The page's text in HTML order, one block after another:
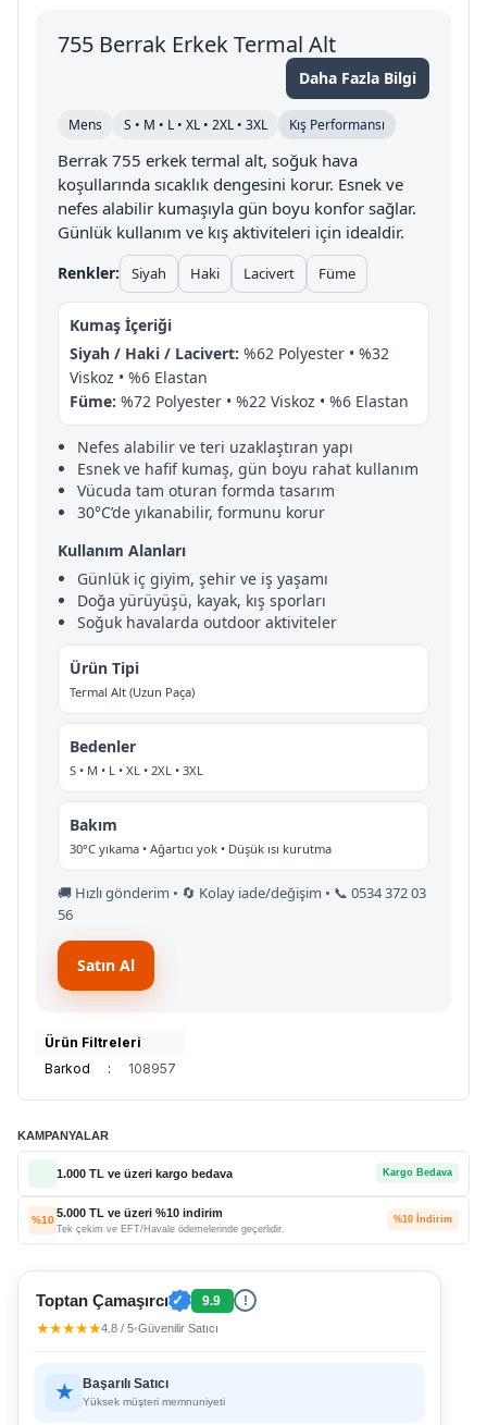
755 Berrak Erkek Termal Alt
Daha Fazla Bilgi
Mens S • M • L • XL • 2XL • 3XL Kış Performansı
Berrak 755 erkek termal alt, soğuk hava
koşullarında sıcaklık dengesini korur. Esnek ve
nefes alabilir kumaşıyla gün boyu konfor sağlar.
Günlük kullanım ve kış aktiviteleri için idealdir.
Renkler: Siyah Haki Lacivert Füme
Kumaş İçeriği
Siyah / Haki / Lacivert: %62 Polyester • %32
Viskoz • %6 Elastan
Füme: %72 Polyester • %22 Viskoz • %6 Elastan
Nefes alabilir ve teri uzaklaştıran yapı
Esnek ve hafif kumaş, gün boyu rahat kullanım
Vücuda tam oturan formda tasarım
30°C’de yıkanabilir, formunu korur
Kullanım Alanları
Günlük iç giyim, şehir ve iş yaşamı
Doğa yürüyüşü, kayak, kış sporları
Soğuk havalarda outdoor aktiviteler
Ürün Tipi
Termal Alt (Uzun Paça)
Bedenler
S • M • L • XL • 2XL • 3XL
Bakım
30°C yıkama • Ağartıcı yok • Düşük ısı kurutma
🚚 Hızlı gönderim • 🔄 Kolay iade/değişim • 📞 0534 372 03
56
Satın Al
Ürün Filtreleri
Barkod
: 108957
KAMPANYALAR
1.000 TL ve üzeri kargo bedava Kargo Bedava
%10
5.000 TL ve üzeri %10 indirim
Tek çekim ve EFT/Havale ödemelerinde geçerlidir.
%10 İndirim
Toptan Çamaşırcı ✓ 9.9 !
★★★★★4.8 / 5•Güvenilir Satıcı
★ Başarılı Satıcı
Yüksek müşteri memnuniyeti